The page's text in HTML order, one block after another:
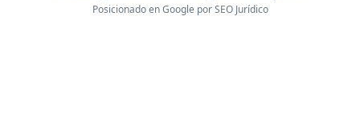
Posicionado en Google porSEO Jurídico